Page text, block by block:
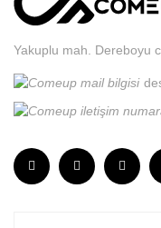
Yakuplu mah. Dereboyu